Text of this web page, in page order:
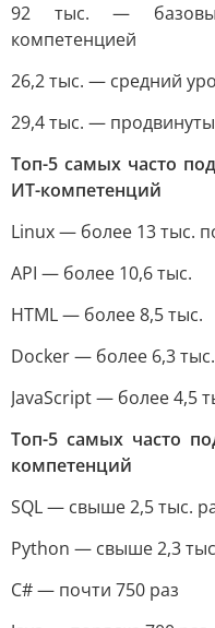
92 тыс. —
компетенцией
26,2 тыс. — средний
29,4 тыс. —
Топ-5 самых часто
ИТ-компетенций
Linux — более 13 тыс.
API — более 10,6 тыс.
HTML — более 8,5 тыс.
Docker — более 6,3 тыс.
JavaScript — более 4,5
Топ-5 самых часто
компетенций
SQL — свыше 2,5 тыс.
Python — свыше 2,3
C# — почти 750 раз